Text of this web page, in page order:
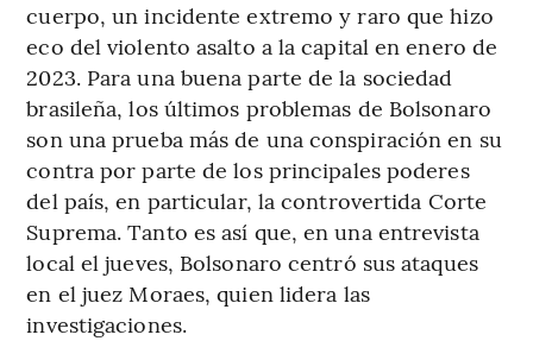
cuerpo, un incidente extremo y raro que hizo
eco del violento asalto a la capital en enero de
2023. Para una buena parte de la sociedad
brasileña, los últimos problemas de Bolsonaro
son una prueba más de una conspiración en su
contra por parte de los principales poderes
del país, en particular, la controvertida Corte
Suprema. Tanto es así que, en una entrevista
local el jueves, Bolsonaro centró sus ataques
en el juez Moraes, quien lidera las
investigaciones.